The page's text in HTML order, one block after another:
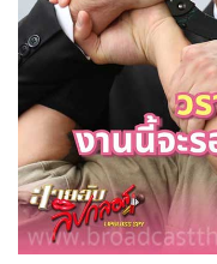
18-11-2565 สา